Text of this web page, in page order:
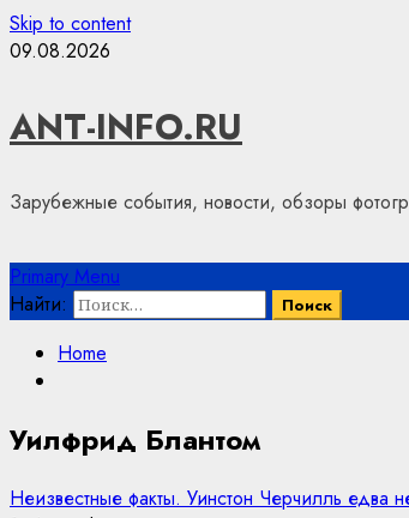
Skip to content
09.08.2026
ANT-INFO.RU
Зарубежные события, новости, обзоры
Primary Menu
Найти:
Home
Уилфрид Блантом
Неизвестные факты. Уинстон Черчилль едва